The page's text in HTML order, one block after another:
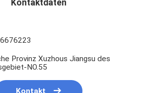
Kontaktdaten
Provinz Xuzhous Jiangsu des
NO.55
Kontakt